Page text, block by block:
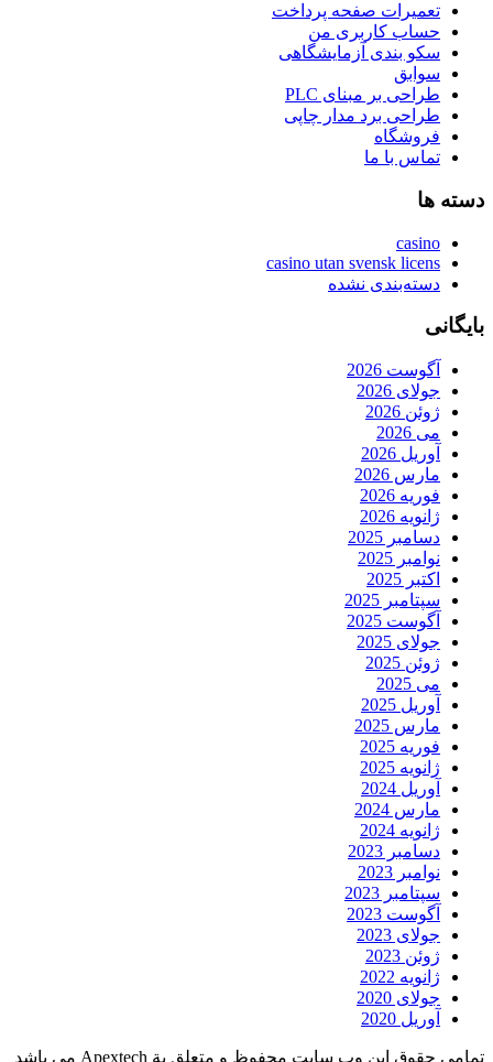
تعمیرات صفحه پرداخت
حساب کاربری من
سکو بندی آزمایشگاهی
سوابق
طراحی بر مبنای PLC
طراحی برد مدار چاپی
فروشگاه
تماس با ما
دسته ها
casino
casino utan svensk licens
دسته‌بندی نشده
بایگانی
آگوست 2026
جولای 2026
ژوئن 2026
می 2026
آوریل 2026
مارس 2026
فوریه 2026
ژانویه 2026
دسامبر 2025
نوامبر 2025
اکتبر 2025
سپتامبر 2025
آگوست 2025
جولای 2025
ژوئن 2025
می 2025
آوریل 2025
مارس 2025
فوریه 2025
ژانویه 2025
آوریل 2024
مارس 2024
ژانویه 2024
دسامبر 2023
نوامبر 2023
سپتامبر 2023
آگوست 2023
جولای 2023
ژوئن 2023
ژانویه 2022
جولای 2020
آوریل 2020
تمامی حقوق این وب سایت محفوظ و متعلق بة Apextech می باشد